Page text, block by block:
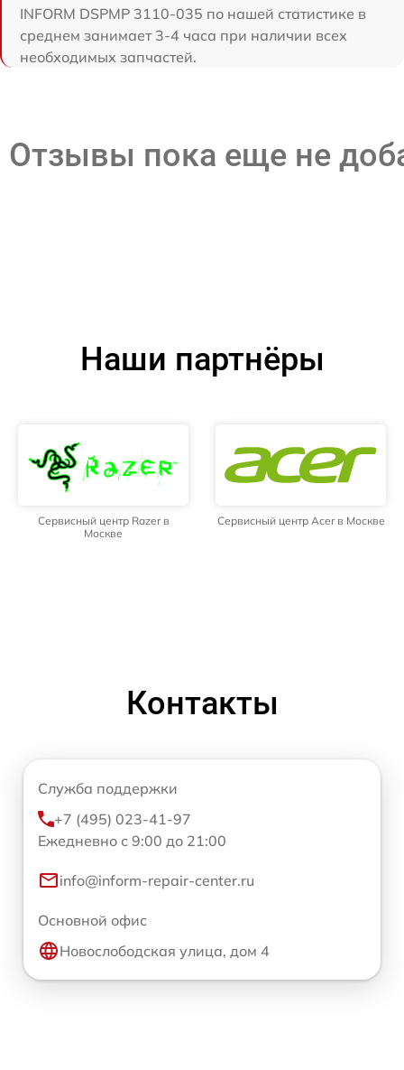
INFORM DSPMP 3110-035 по нашей статистике в
среднем занимает 3-4 часа при наличии всех
необходимых запчастей.
Отзывы пока еще не
Наши партнёры
Сервисный центр Razer в
Москве
Сервисный центр Acer в Москве
Контакты
Служба поддержки
+7 (495) 023-41-97
Ежедневно с 9:00 до 21:00
info@inform-repair-center.ru
Основной офис
Новослободская улица, дом 4